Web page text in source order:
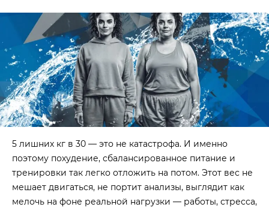
5 лишних кг в 30 — это не катастрофа. И именно
поэтому похудение, сбалансированное питание и
тренировки так легко отложить на потом. Этот вес не
мешает двигаться, не портит анализы, выглядит как
мелочь на фоне реальной нагрузки — работы, стресса,